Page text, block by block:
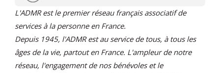
L'ADMR est le premier réseau français associatif de
services à la personne en France.
Depuis 1945, l'ADMR est au service de tous, à tous les
âges de la vie, partout en France. L'ampleur de notre
réseau, l'engagement de nos bénévoles et le